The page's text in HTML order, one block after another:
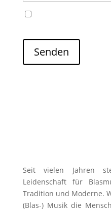
Senden
Seit vielen Jahren
Leidenschaft für
Tradition und Moderne.
(Blas-) Musik die